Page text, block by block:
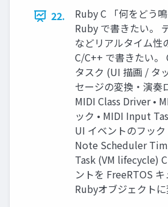
22.
Ruby C 「何をどう
Ruby で書きたい。
などリアルタイム性
C/C++ で書きたい。
タスク (UI 描画 / タ
セージの変換・演奏
MIDI Class Driver •
ック • MIDI Input
UI イベントのフッ
Note Scheduler
Task (VM lifecycle)
ントを FreeRTOS キ
Rubyオブジェクト